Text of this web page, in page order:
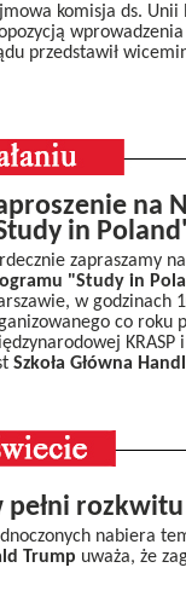
komisja ds. Unii
przedstawił
na
in
zapraszamy
"Study in
w godzinach
co roku
KRASP
Szkoła Główna
rozkwitu
nabiera
Trump uważa, że